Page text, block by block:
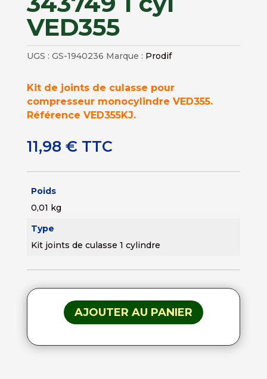
VED355
UGS : GS-1940236 Marque : Prodif
Kit de joints de culasse pour
compresseur monocylindre VED355.
Référence VED355KJ.
11,98 € TTC
Poids
0,01 kg
Type
Kit joints de culasse 1 cylindre
AJOUTER AU PANIER